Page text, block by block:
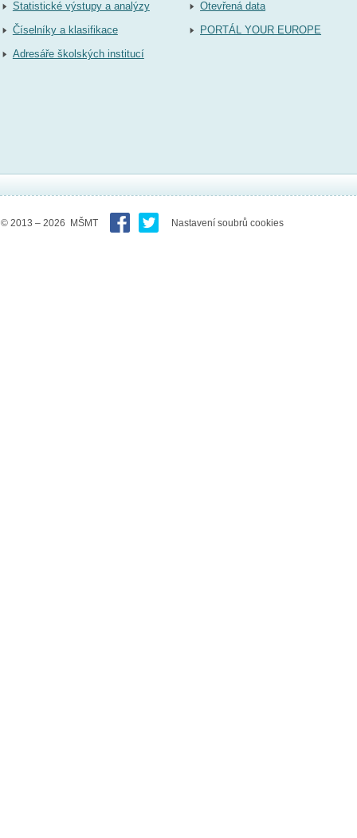
Statistické výstupy a analýzy
Číselníky a klasifikace
Adresáře školských institucí
Otevřená data
PORTÁL YOUR EUROPE
© 2013 – 2026 MŠMT Nastavení soubrů cookies